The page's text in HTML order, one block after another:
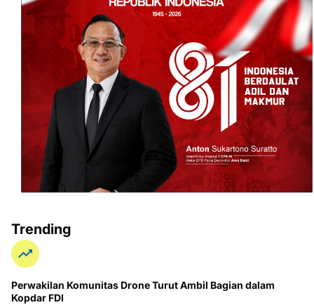
Trending
Perwakilan Komunitas Drone Turut Ambil Bagian dalam
Kopdar FDI